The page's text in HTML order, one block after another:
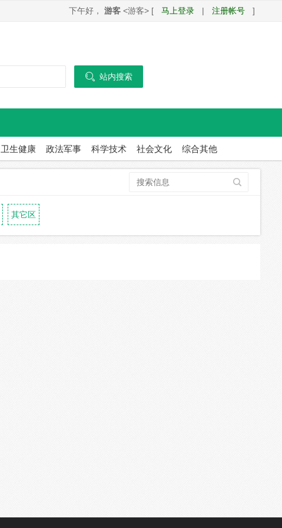
下午好， 游客 <游客> [ 马上登录 | 注册帐号 ]
 站内搜索
卫生健康 政法军事 科学技术 社会文化 综合其他
其它区